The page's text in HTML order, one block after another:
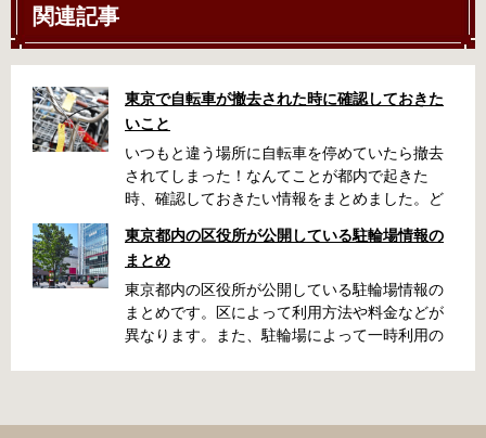
関連記事
東京で自転車が撤去された時に確認しておきた
いこと
いつもと違う場所に自転車を停めていたら撤去
されてしまった！なんてことが都内で起きた
時、確認しておきたい情報をまとめました。ど
くらい？なんて疑問が浮かぶかと思います。事
前に確認していざという時対処しましょう。 千
代田区 / 新宿区 / 品川区 / 港区 / 中央区 / 大田区
/ 北区 / 墨田区 / 渋谷区 / 葛飾区 千代田区で撤去
された場合 猿楽町保管場所 住所 千代田区神田
の地図が置いてあります） 東京メトロ半蔵門
東京都内の区役所が公開している駐輪場情報の
まとめ
東京都内の区役所が公開している駐輪場情報の
まとめです。区によって利用方法や料金などが
異なります。また、駐輪場によって一時利用の
の自転車駐輪場 利用方法 利用登録申請書の提出